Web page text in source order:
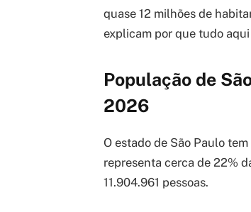
quase 12 milhões de
explicam por que tudo
População de
2026
O estado de São Paulo
representa cerca de 22%
11.904.961 pessoas.